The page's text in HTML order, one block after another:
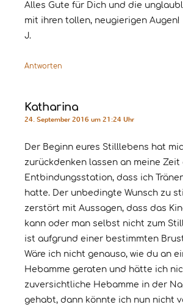
Alles Gute für Dich und die
mit ihren tollen, neugierigen Augen!
J.
Antworten
Katharina
24. September 2016 um 21:24 Uhr
Der Beginn eures Stilllebens hat
zurückdenken lassen an meine Zeit
Entbindungsstation, dass ich
hatte. Der unbedingte Wunsch zu
zerstört mit Aussagen, dass das
kann oder man selbst nicht zum
ist aufgrund einer bestimmten
Wäre ich nicht genauso, wie du an
Hebamme geraten und hätte ich
zuversichtliche Hebamme in der
gehabt, dann könnte ich nun nicht